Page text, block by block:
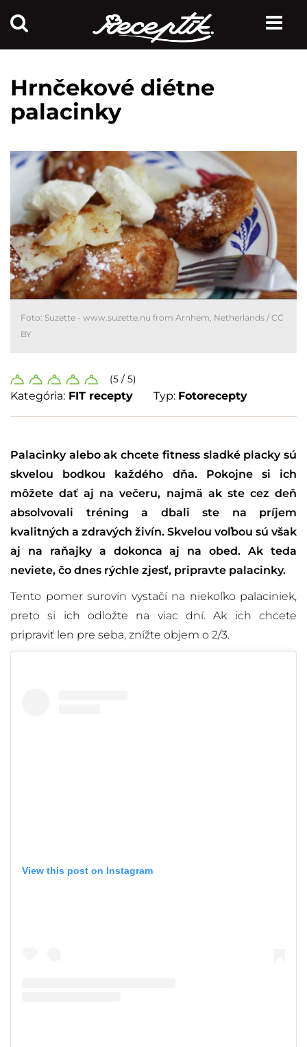
Hrnčekové diétne
palacinky
Foto: Suzette - www.suzette.nu from Arnhem, Netherlands / CC
BY
(5 / 5)
Kategória: FIT recepty Typ: Fotorecepty
Palacinky alebo ak chcete fitness sladké placky sú
skvelou bodkou každého dňa. Pokojne si ich
môžete dať aj na večeru, najmä ak ste cez deň
absolvovali tréning a dbali ste na príjem
kvalitných a zdravých živín. Skvelou voľbou sú však
aj na raňajky a dokonca aj na obed. Ak teda
neviete, čo dnes rýchle zjesť, pripravte palacinky.
Tento pomer surovín vystačí na niekoľko palaciniek,
preto si ich odložte na viac dní. Ak ich chcete
pripraviť len pre seba, znížte objem o 2/3.
View this post on Instagram